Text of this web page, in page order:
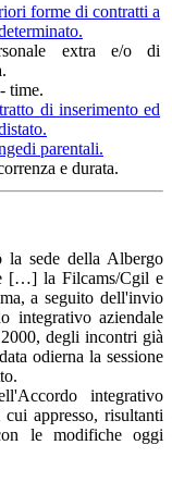
forme di contratti a
extra e/o di
time.
di inserimento ed
parentali.
e durata.
la sede della Albergo
[…] la Filcams/Cgil e
a seguito dell'invio
integrativo aziendale
degli incontri già
odierna la sessione
integrativo
appresso, risultanti
le modifiche oggi